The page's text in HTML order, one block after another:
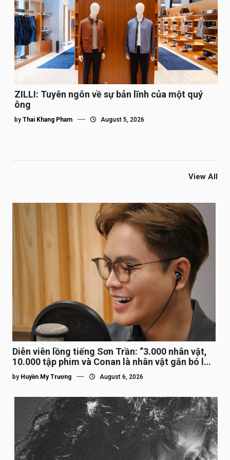
ZILLI: Tuyên ngôn về sự bản lĩnh của một quý
ông
by Thai Khang Pham August 5, 2026
View All
Diễn viên lồng tiếng Sơn Trần: “3.000 nhân vật,
10.000 tập phim và Conan là nhân vật gắn bó lâu
nhất”
by Huyền My Trương August 6, 2026